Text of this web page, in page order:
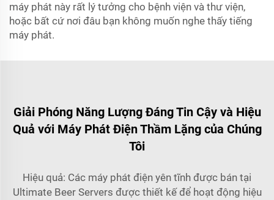
máy phát này rất lý tưởng cho bệnh viện và thư viện,
hoặc bất cứ nơi đâu bạn không muốn nghe thấy tiếng
máy phát.
Giải Phóng Năng Lượng Đáng Tin Cậy và Hiệu
Quả với Máy Phát Điện Thầm Lặng của Chúng
Tôi
Hiệu quả: Các máy phát điện yên tĩnh được bán tại
Ultimate Beer Servers được thiết kế để hoạt động hiệu